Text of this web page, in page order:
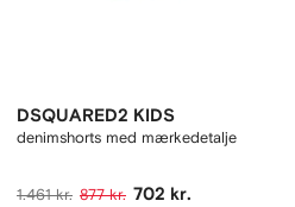
DSQUARED2 KIDS
denimshorts med mærkedetalje
1.461 kr. 877 kr. 702 kr.